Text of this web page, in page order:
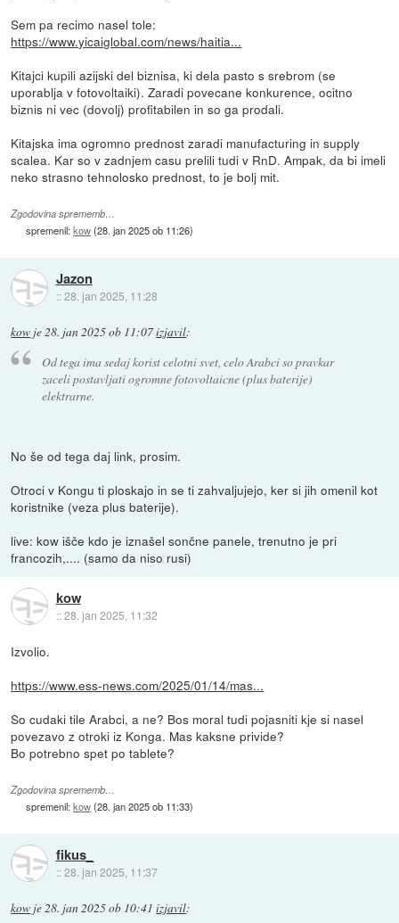
Sem pa recimo nasel tole:
https://www.yicaiglobal.com/news/haitia...
Kitajci kupili azijski del biznisa, ki dela pasto s srebrom (se
uporablja v fotovoltaiki). Zaradi povecane konkurence, ocitno
biznis ni vec (dovolj) profitabilen in so ga prodali.
Kitajska ima ogromno prednost zaradi manufacturing in supply
scalea. Kar so v zadnjem casu prelili tudi v RnD. Ampak, da bi imeli
neko strasno tehnolosko prednost, to je bolj mit.
Zgodovina sprememb…
spremenil:kow(28. jan 2025 ob 11:26)
Jazon
::28. jan 2025, 11:28
kow je28. jan 2025 ob 11:07izjavil:
Od tega ima sedaj korist celotni svet, celo Arabci so pravkar
zaceli postavljati ogromne fotovoltaicne (plus baterije)
elektrarne.
No še od tega daj link, prosim.
Otroci v Kongu ti ploskajo in se ti zahvaljujejo, ker si jih omenil kot
koristnike (veza plus baterije).
live: kow išče kdo je iznašel sončne panele, trenutno je pri
francozih,.... (samo da niso rusi)
kow
::28. jan 2025, 11:32
Izvolio.
https://www.ess-news.com/2025/01/14/mas...
So cudaki tile Arabci, a ne? Bos moral tudi pojasniti kje si nasel
povezavo z otroki iz Konga. Mas kaksne privide?
Bo potrebno spet po tablete?
Zgodovina sprememb…
spremenil:kow(28. jan 2025 ob 11:33)
fikus_
::28. jan 2025, 11:37
kow je28. jan 2025 ob 10:41 izjavil: